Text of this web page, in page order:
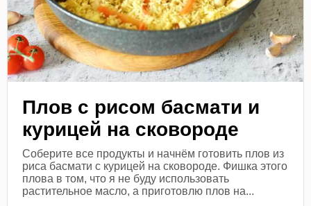
Плов с рисом басмати и
курицей на сковороде
Соберите все продукты и начнём готовить плов из
риса басмати с курицей на сковороде. Фишка этого
плова в том, что я не буду использовать
растительное масло, а приготовлю плов на...